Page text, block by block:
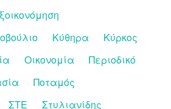
Κύθηρα
Κύρκος
Οικονομία
Περιοδικό
Ποταμός
ΣΤΕ
Στυλιανίδης